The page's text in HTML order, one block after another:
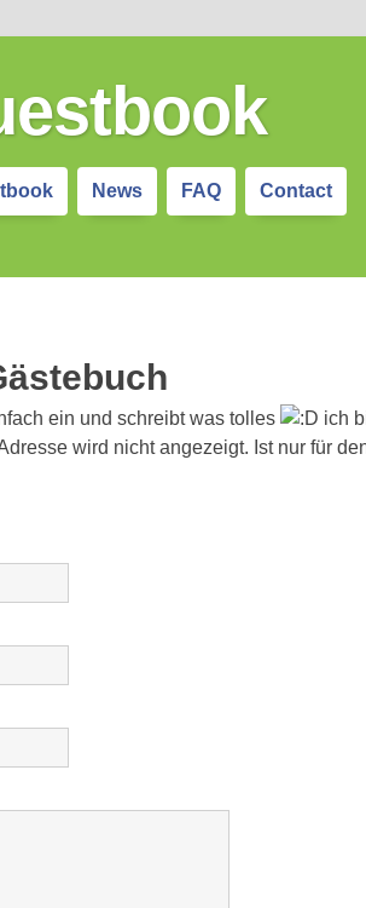
News FAQ Contact
ein und schreibt was tolles
ich
wird nicht angezeigt. Ist nur für